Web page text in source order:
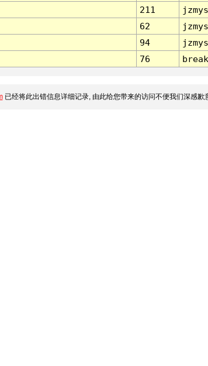
211
62
94
76
已经将此出错信息详细记录, 由此给您带来的访问不便我们深感歉